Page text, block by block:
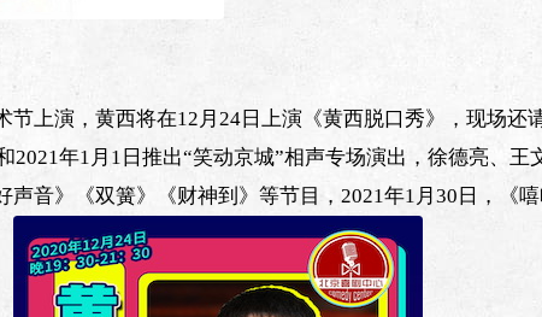
上演，黄西将在12月24日上演《黄西脱口秀》，现场还
年1月1日推出“笑动京城”相声专场演出，徐德亮、王
音》《双簧》《财神到》等节目，2021年1月30日，《